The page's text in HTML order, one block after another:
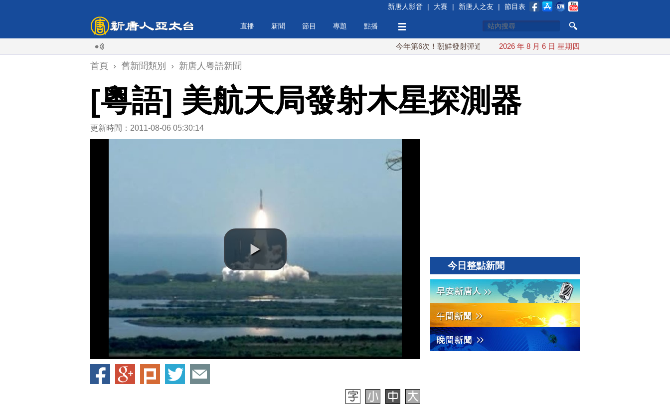
新唐人影音 | 大賽 | 新唐人之友 | 節目表
直播 新聞 節目 專題 點播
今年第6次！朝鮮發射彈道導彈 落日本EEZ外 紅海戰火續升溫 也門胡塞武裝稱又襲擊
2026 年 8 月 6 日 星期四
首頁 › 舊新聞類別 › 新唐人粵語新聞
[粵語] 美航天局發射木星探測器
更新時間：2011-08-06 05:30:14
今日整點新聞